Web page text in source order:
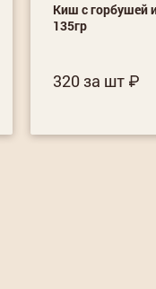
Киш с горбушей
135гр
320 за шт